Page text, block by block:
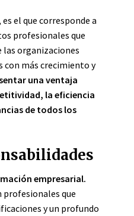
el que corresponde a
profesionales que
las organizaciones
con más crecimiento y
una ventaja
la eficiencia
de todos los
empresarial.
profesionales que
y un profundo